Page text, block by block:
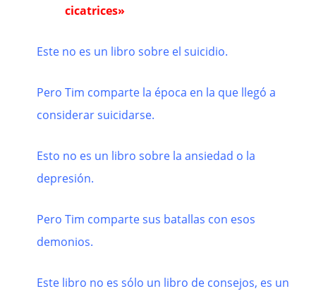
cicatrices»
Este no es un libro sobre el suicidio.
Pero Tim comparte la época en la que llegó a
considerar suicidarse.
Esto no es un libro sobre la ansiedad o la
depresión.
Pero Tim comparte sus batallas con esos
demonios.
Este libro no es sólo un libro de consejos, es un